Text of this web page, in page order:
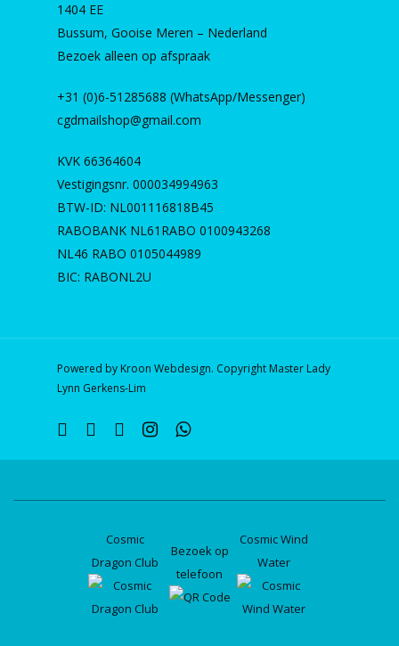
1404 EE
Bussum, Gooise Meren – Nederland
Bezoek alleen op afspraak
+31 (0)6-51285688 (WhatsApp/Messenger)
cgdmailshop@gmail.com
KVK 66364604
Vestigingsnr. 000034994963
BTW-ID: NL001116818B45
RABOBANK NL61RABO 0100943268
NL46 RABO 0105044989
BIC: RABONL2U
Powered by Kroon Webdesign. Copyright Master Lady
Lynn Gerkens-Lim
twitter facebooklinkedininstagramwhatsapp
Cosmic
Dragon Club
Bezoek op
telefoon
Cosmic Wind
Water